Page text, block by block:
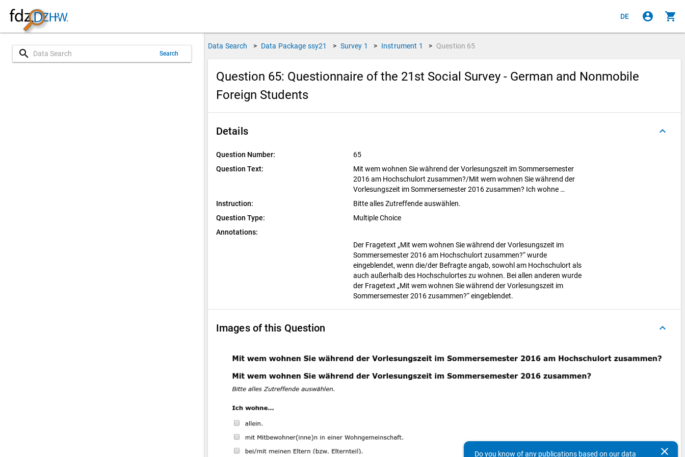
DE account_circle shopping_cart
search Search
Data Search > Data Package ssy21 > Survey 1 > Instrument 1 > Question 65
Question 65: Questionnaire of the 21st Social Survey - German and Nonmobile
Foreign Students
Details keyboard_arrow_up
Question Number:
65
Question Text:
Mit wem wohnen Sie während der Vorlesungszeit im Sommersemester
2016 am Hochschulort zusammen?/Mit wem wohnen Sie während der
Vorlesungszeit im Sommersemester 2016 zusammen? Ich wohne …
Instruction:
Bitte alles Zutreffende auswählen.
Question Type:
Multiple Choice
Annotations:
Der Fragetext „Mit wem wohnen Sie während der Vorlesungszeit im
Sommersemester 2016 am Hochschulort zusammen?“ wurde
eingeblendet, wenn die/der Befragte angab, sowohl am Hochschulort als
auch außerhalb des Hochschulortes zu wohnen. Bei allen anderen wurde
der Fragetext „Mit wem wohnen Sie während der Vorlesungszeit im
Sommersemester 2016 zusammen?“ eingeblendet.
Images of this Question keyboard_arrow_up
clear
Do you know of any publications based on our data